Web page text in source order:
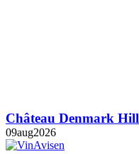
Château Denmark Hill
09aug2026